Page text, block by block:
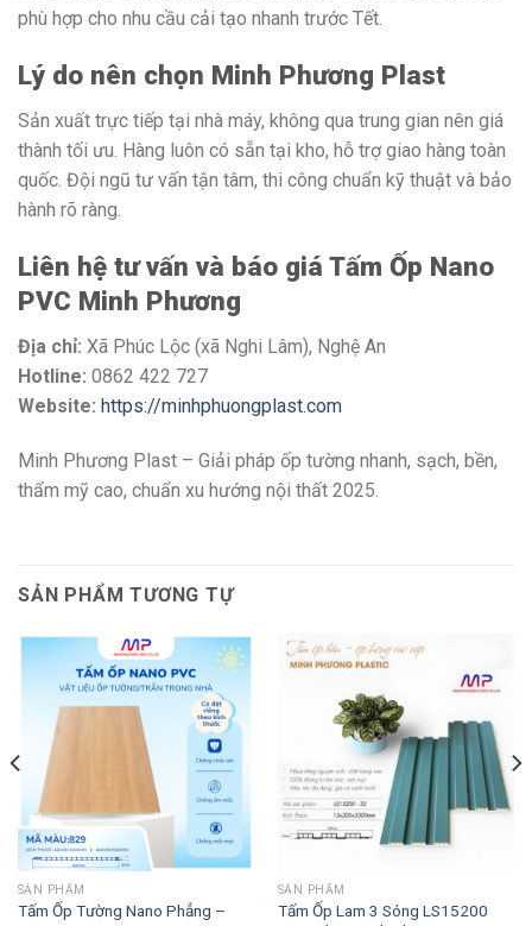
phù hợp cho nhu cầu cải tạo nhanh trước Tết.
Lý do nên chọn Minh Phương Plast
Sản xuất trực tiếp tại nhà máy, không qua trung gian nên giá
thành tối ưu. Hàng luôn có sẵn tại kho, hỗ trợ giao hàng toàn
quốc. Đội ngũ tư vấn tận tâm, thi công chuẩn kỹ thuật và bảo
hành rõ ràng.
Liên hệ tư vấn và báo giá Tấm Ốp Nano
PVC Minh Phương
Địa chỉ: Xã Phúc Lộc (xã Nghi Lâm), Nghệ An
Hotline: 0862 422 727
Website: https://minhphuongplast.com
Minh Phương Plast – Giải pháp ốp tường nhanh, sạch, bền,
thẩm mỹ cao, chuẩn xu hướng nội thất 2025.
SẢN PHẨM TƯƠNG TỰ
SẢN PHẨM
Tấm Ốp Tường Nano Phẳng –
SẢN PHẨM
Tấm Ốp Lam 3 Sóng LS15200